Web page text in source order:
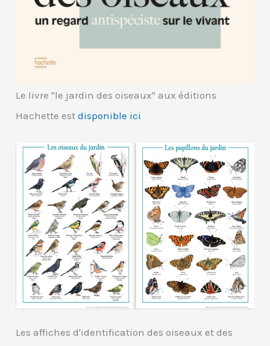
Le livre "le jardin des oiseaux" aux éditions
Hachette estdisponible ici
Les affiches d'identification des oiseaux et des